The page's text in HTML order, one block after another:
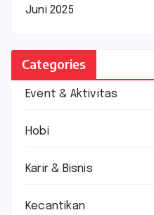
Juni 2025
Categories
Event & Aktivitas
Hobi
Karir & Bisnis
Kecantikan